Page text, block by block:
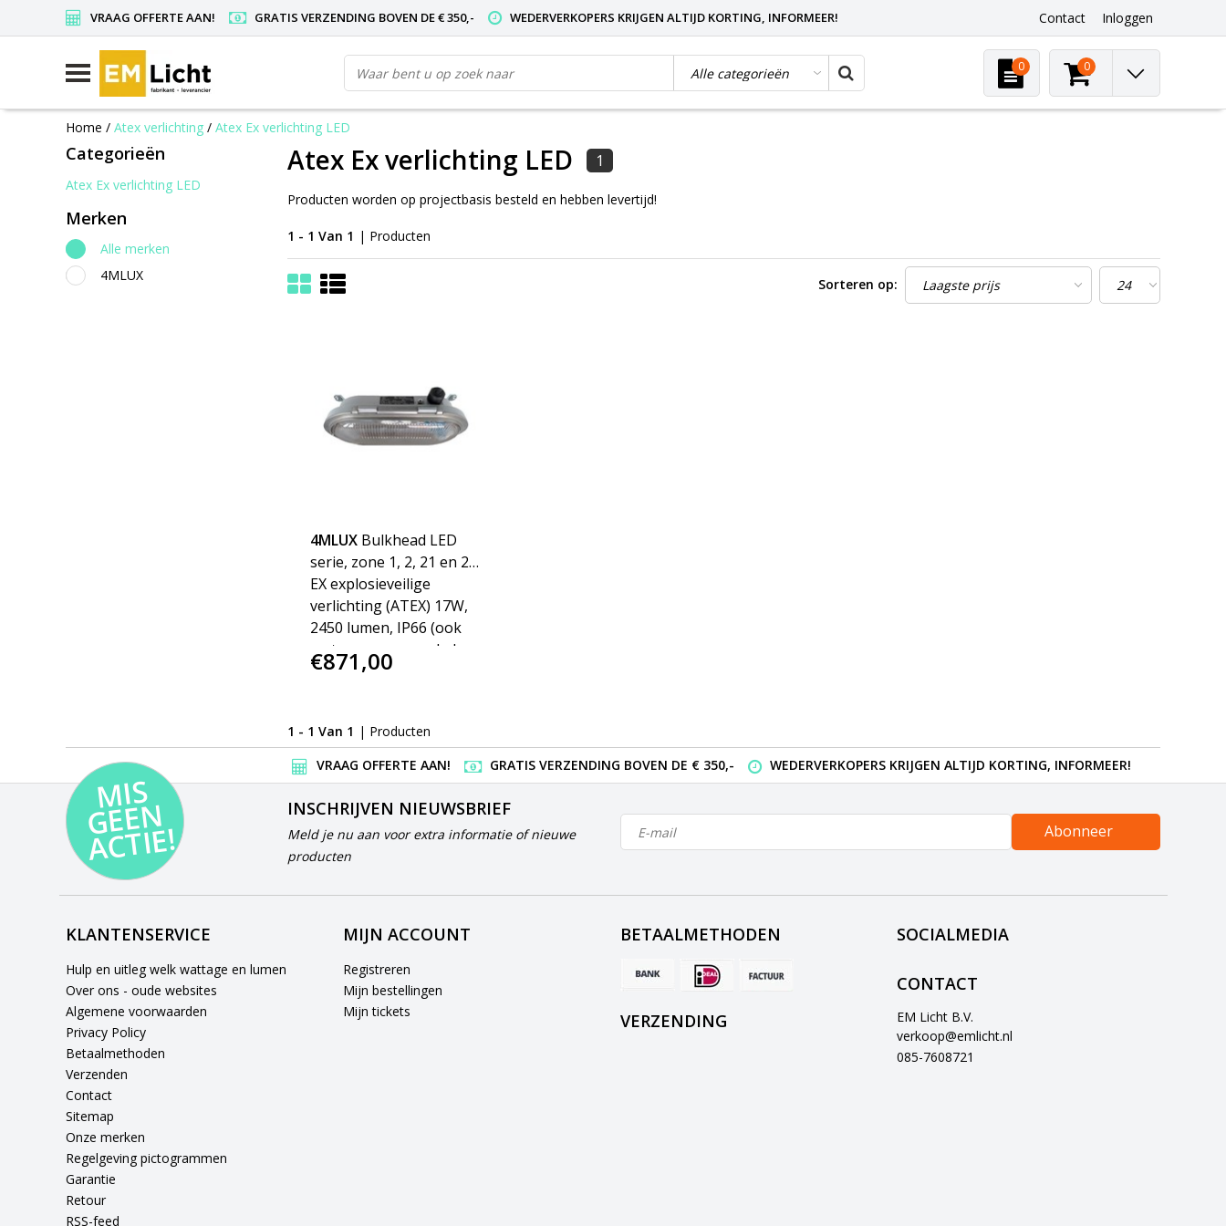
VRAAG OFFERTE AAN! GRATIS VERZENDING BOVEN DE € 350,- WEDERVERKOPERS KRIJGEN ALTIJD KORTING, INFORMEER! Contact Inloggen
0 0
Home / Atex verlichting / Atex Ex verlichting LED
Categorieën
Atex Ex verlichting LED
Merken
Alle merken
4MLUX
Atex Ex verlichting LED 1
Producten worden op projectbasis besteld en hebben levertijd!
1 - 1 Van 1 | Producten
Sorteren op:
4MLUX Bulkhead LED
serie, zone 1, 2, 21 en 22
EX explosieveilige
verlichting (ATEX) 17W,
2450 lumen, IP66 (ook
met groen en rood glas
verkrijgbaar), 110-240
€871,00
1 - 1 Van 1 | Producten
VRAAG OFFERTE AAN!
GRATIS VERZENDING BOVEN DE € 350,- WEDERVERKOPERS KRIJGEN ALTIJD KORTING, INFORMEER!
MI
S
G
E
E
N
A
C
TI
E!
INSCHRIJVEN NIEUWSBRIEF
Meld je nu aan voor extra informatie of nieuwe
producten
Abonneer
KLANTENSERVICE
Hulp en uitleg welk wattage en lumen
Over ons - oude websites
Algemene voorwaarden
Privacy Policy
Betaalmethoden
Verzenden
Contact
Sitemap
Onze merken
Regelgeving pictogrammen
Garantie
Retour
RSS-feed
MIJN ACCOUNT
Registreren
Mijn bestellingen
Mijn tickets
BETAALMETHODEN
VERZENDING
SOCIALMEDIA
CONTACT
EM Licht B.V.
verkoop@emlicht.nl
085-7608721